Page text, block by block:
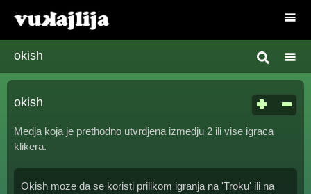
okish
okish
Medja koja je prethodno utvrdjena izmedju 2 ili vise igraca
klikera.
Okish moze da se koristi prilikom igranja na 'Troku' ili na